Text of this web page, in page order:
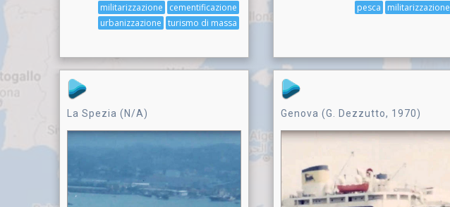
cementificazione
militarizzazione
turismo di massa
urbanizzazione
militarizzazione
pesca
La Spezia (N/A) Genova (G. Dezzutto, 1970)